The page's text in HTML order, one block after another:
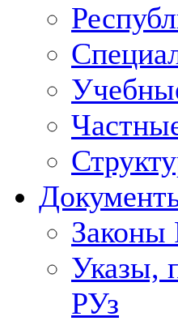
Законы
Указы,
РУз